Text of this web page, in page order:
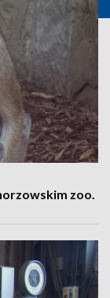
zoo.